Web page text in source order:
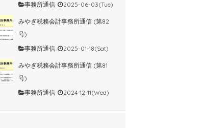
事務所通信
2025-06-03(Tue)
みやぎ税務会計事務所通信 (第82
号)
事務所通信
2025-01-18(Sat)
みやぎ税務会計事務所通信 (第81
号)
事務所通信
2024-12-11(Wed)